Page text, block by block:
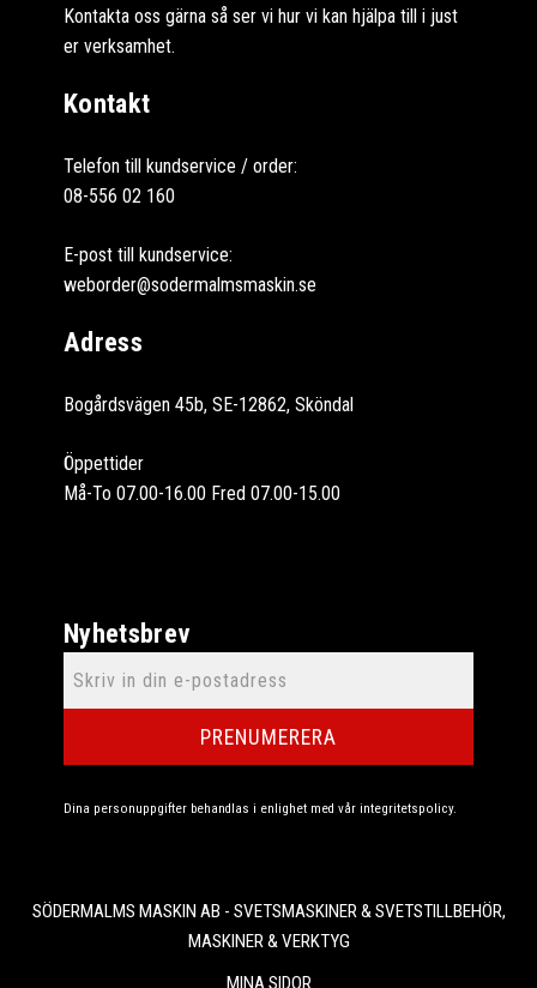
Kontakta oss gärna så ser vi hur vi kan hjälpa till i just
er verksamhet.
Kontakt
Telefon till kundservice / order:
08-556 02 160
E-post till kundservice:
weborder@sodermalmsmaskin.se
Adress
Bogårdsvägen 45b, SE-12862, Sköndal
Öppettider
Må-To 07.00-16.00 Fred 07.00-15.00
Nyhetsbrev
PRENUMERERA
Dina personuppgifter behandlas i enlighet med vår integritetspolicy.
SÖDERMALMS MASKIN AB - SVETSMASKINER & SVETSTILLBEHÖR,
MASKINER & VERKTYG
MINA SIDOR